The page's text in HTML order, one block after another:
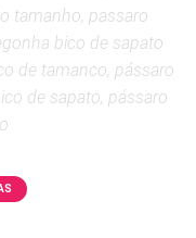
tamanho, passaro
bico de sapato
de tamanco, pássaro
de sapato, pássaro